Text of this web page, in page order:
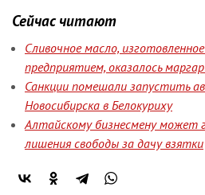
Сейчас читают
Сливочное масло,
предприятием, оказалось
Санкции помешали запустить
Новосибирска в Белокуриху
Алтайскому бизнесмену может
лишения свободы за дачу взятки